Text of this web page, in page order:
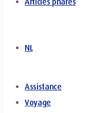
NL
Assistance
Voyage